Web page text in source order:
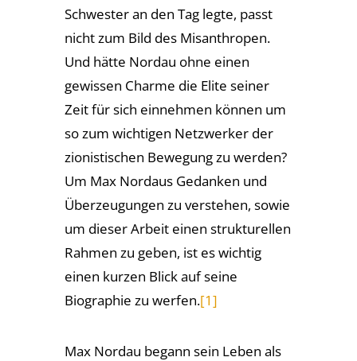
Schwester an den Tag legte, passt
nicht zum Bild des Misanthropen.
Und hätte Nordau ohne einen
gewissen Charme die Elite seiner
Zeit für sich einnehmen können um
so zum wichtigen Netzwerker der
zionistischen Bewegung zu werden?
Um Max Nordaus Gedanken und
Überzeugungen zu verstehen, sowie
um dieser Arbeit einen strukturellen
Rahmen zu geben, ist es wichtig
einen kurzen Blick auf seine
Biographie zu werfen.[1]
Max Nordau begann sein Leben als